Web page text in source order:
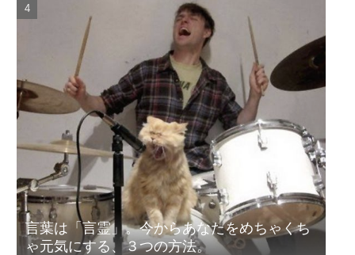
言葉は「言霊」。今からあなたをめちゃくち
ゃ元気にする、３つの方法。